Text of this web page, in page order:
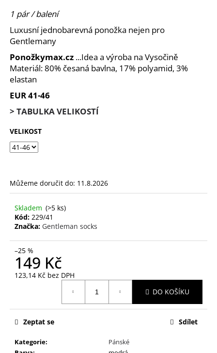
0,0
z
5
hvězdiček.
1 pár / balení
Luxusní jednobarevná ponožka nejen pro
Gentlemany
Ponožkymax.cz ...Idea a výroba na Vysočině
Materiál: 80% česaná bavlna, 17% polyamid, 3%
elastan
EUR 41-46
> TABULKA VELIKOSTÍ
VELIKOST
Můžeme doručit do: 11.8.2026
Skladem (>5 ks)
Kód: 229/41
Značka: Gentleman socks
–25 %
149 Kč
123,14 Kč bez DPH
DO KOŠÍKU
Kategorie:
Pánské
Zeptat se Sdílet
a
j
í
t
?
HLEDAT
D
o
r
u
u
j
e
m
e
NORD
99